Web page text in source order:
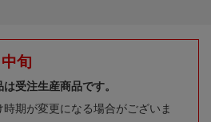
旬
受注生産商品です。
期が変更になる場合がございま